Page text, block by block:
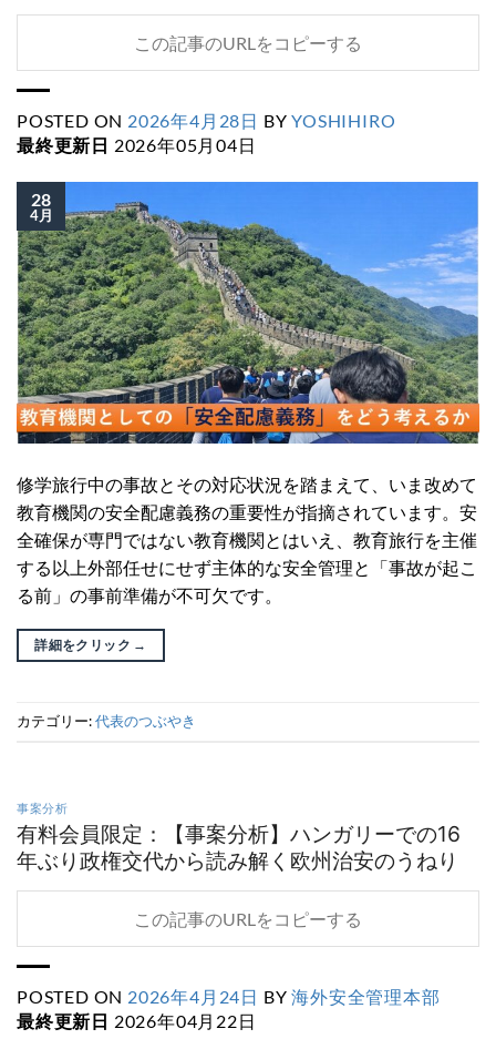
この記事のURLをコピーする
POSTED ON 2026年4月28日 BYYOSHIHIRO
最終更新日 2026年05月04日
28
4月
修学旅行中の事故とその対応状況を踏まえて、いま改めて
教育機関の安全配慮義務の重要性が指摘されています。安
全確保が専門ではない教育機関とはいえ、教育旅行を主催
する以上外部任せにせず主体的な安全管理と「事故が起こ
る前」の事前準備が不可欠です。
詳細をクリック →
カテゴリー:代表のつぶやき
事案分析
有料会員限定：【事案分析】ハンガリーでの16
年ぶり政権交代から読み解く欧州治安のうねり
この記事のURLをコピーする
POSTED ON 2026年4月24日 BY海外安全管理本部
最終更新日 2026年04月22日